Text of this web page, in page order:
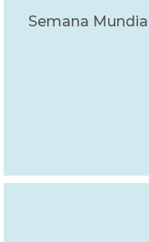
Semana